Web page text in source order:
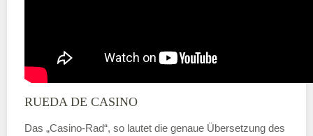
RUEDA DE CASINO
Das „Casino-Rad“, so lautet die genaue Übersetzung des